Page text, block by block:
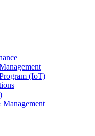
(IoT)